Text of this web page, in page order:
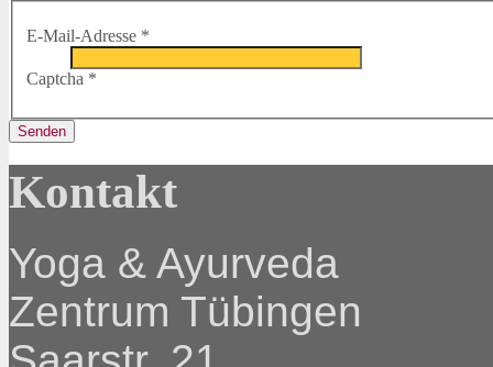
E-Mail-Adresse *
Captcha *
Senden
Kontakt
Yoga & Ayurveda
Zentrum Tübingen